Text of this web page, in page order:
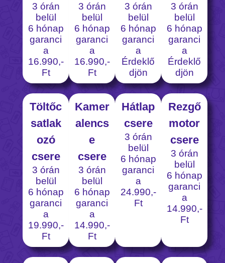
3 órán
belül
6 hónap
garanci
a
16.990,-
Ft
3 órán
belül
6 hónap
garanci
a
16.990,-
Ft
3 órán
belül
6 hónap
garanci
a
Érdeklő
djön
3 órán
belül
6 hónap
garanci
a
Érdeklő
djön
Töltőc
satlak
ozó
csere
3 órán
belül
6 hónap
garanci
a
19.990,-
Ft
Kamer
alencs
e
csere
3 órán
belül
6 hónap
garanci
a
14.990,-
Ft
Hátlap
csere
3 órán
belül
6 hónap
garanci
a
24.990,-
Ft
Rezgő
motor
csere
3 órán
belül
6 hónap
garanci
a
14.990,-
Ft